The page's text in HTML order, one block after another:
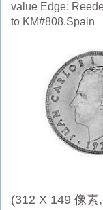
value Edge:
to KM#808.Spain
(312 X 149 像